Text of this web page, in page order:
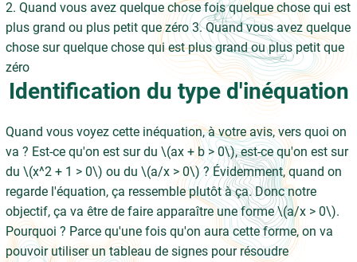
2. Quand vous avez quelque chose fois quelque chose qui est
plus grand ou plus petit que zéro 3. Quand vous avez quelque
chose sur quelque chose qui est plus grand ou plus petit que
zéro
Identification du type d'inéquation
Quand vous voyez cette inéquation, à votre avis, vers quoi on
va ? Est-ce qu'on est sur du \(ax + b > 0\), est-ce qu'on est sur
du \(x^2 + 1 > 0\) ou du \(a/x > 0\) ? Évidemment, quand on
regarde l'équation, ça ressemble plutôt à ça. Donc notre
objectif, ça va être de faire apparaître une forme \(a/x > 0\).
Pourquoi ? Parce qu'une fois qu'on aura cette forme, on va
pouvoir utiliser un tableau de signes pour résoudre